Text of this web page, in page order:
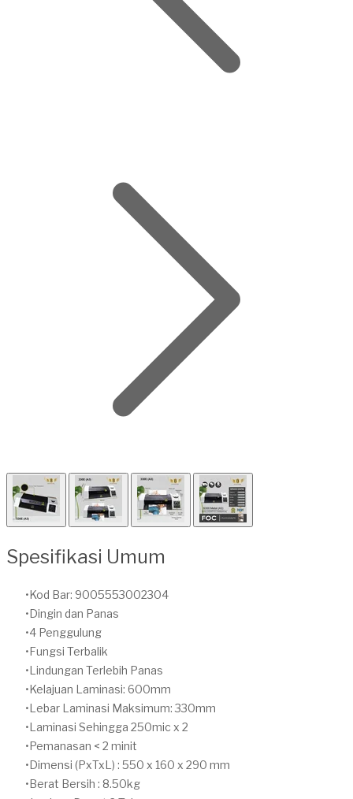
Spesifikasi Umum
Kod Bar: 9005553002304
Dingin dan Panas
4 Penggulung
Fungsi Terbalik
Lindungan Terlebih Panas
Kelajuan Laminasi: 600mm
Lebar Laminasi Maksimum: 330mm
Laminasi Sehingga 250mic x 2
Pemanasan < 2 minit
Dimensi (PxTxL) : 550 x 160 x 290 mm
Berat Bersih : 8.50kg